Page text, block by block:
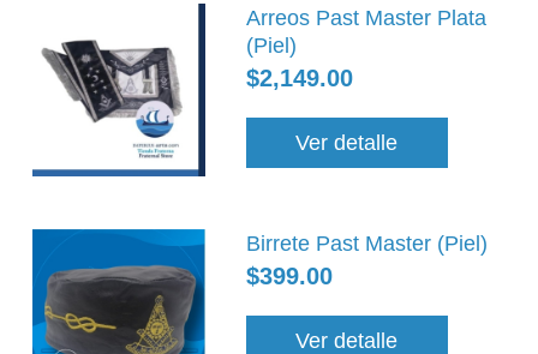
Arreos Past Master Plata
(Piel)
$2,149.00
Ver detalle
Birrete Past Master (Piel)
$399.00
Ver detalle